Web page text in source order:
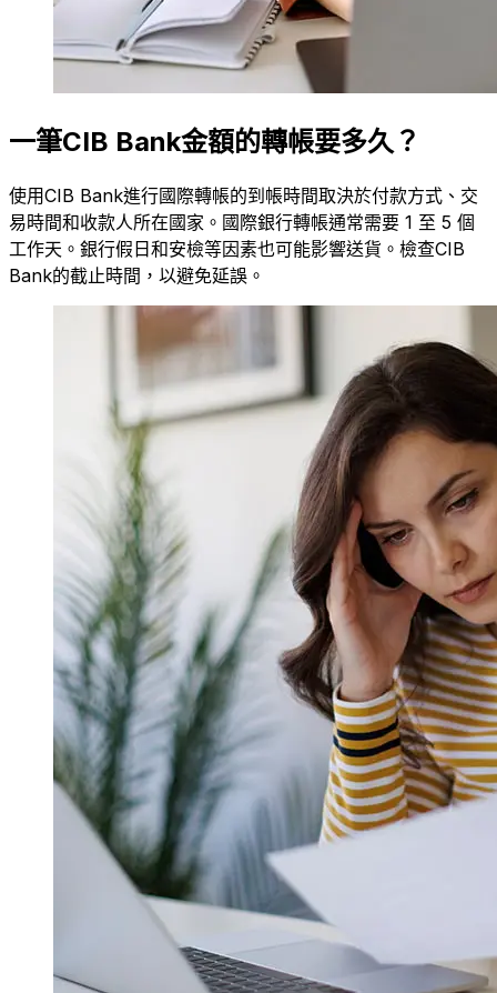
一筆CIB Bank金額的轉帳要多久？
使用CIB Bank進行國際轉帳的到帳時間取決於付款方式、交
易時間和收款人所在國家。國際銀行轉帳通常需要 1 至 5 個
工作天。銀行假日和安檢等因素也可能影響送貨。檢查CIB
Bank的截止時間，以避免延誤。